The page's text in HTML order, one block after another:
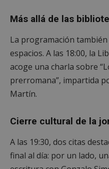
Más allá de las
La programación
espacios. A las 18:00, la
acoge una charla sobre
prerromana”, impartida
Martín.
Cierre cultural de la
A las 19:30, dos citas
final al día: por un lado,